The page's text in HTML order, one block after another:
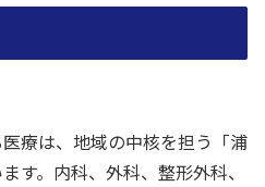
療は、地域の中核を担う「浦
す。内科、外科、整形外科、